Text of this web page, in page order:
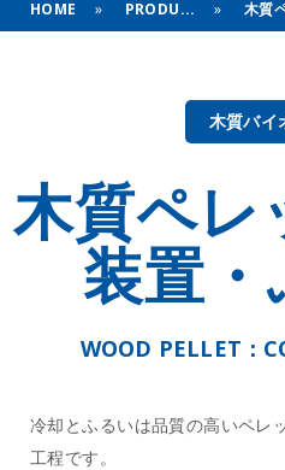
HOME » PRODU... » 木質
木質バイ
木質ペレ
装置
WOOD PELLET：
冷却とふるいは品質の高いペレ
工程です。